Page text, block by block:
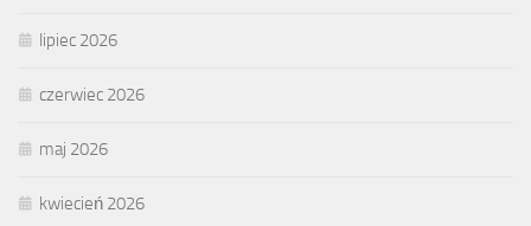
lipiec 2026
czerwiec 2026
maj 2026
kwiecień 2026